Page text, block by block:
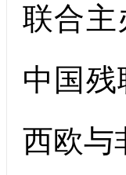
联合主
中国
西欧与